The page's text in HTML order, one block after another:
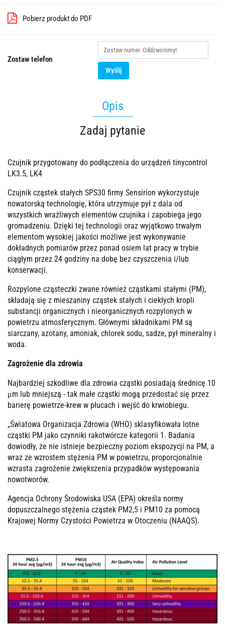
Pobierz produkt do PDF
Zostaw telefon
Wyślij
Opis
Zadaj pytanie
Czujnik przygotowany do podłączenia do urządzeń tinycontrol
LK3.5, LK4
Czujnik cząstek stałych SPS30 firmy Sensirion wykorzystuje
nowatorską technologię, która utrzymuje pył z dala od
wszystkich wrażliwych elementów czujnika i zapobiega jego
gromadzeniu. Dzięki tej technologii oraz wyjątkowo trwałym
elementom wysokiej jakości możliwe jest wykonywanie
dokładnych pomiarów przez ponad osiem lat pracy w trybie
ciągłym przez 24 godziny na dobę bez czyszczenia i/lub
konserwacji.
Rozpylone cząsteczki zwane również cząstkami stałymi (PM),
składają się z mieszaniny cząstek stałych i ciekłych kropli
substancji organicznych i nieorganicznych rozpylonych w
powietrzu atmosferycznym. Głównymi składnikami PM są
siarczany, azotany, amoniak, chlorek sodu, sadze, pył mineralny i
woda.
Zagrożenie dla zdrowia
Najbardziej szkodliwe dla zdrowia cząstki posiadają średnicę 10
μm lub mniejszą - tak małe cząstki mogą przedostać się przez
barierę powietrze-krew w płucach i wejść do krwiobiegu.
„Światowa Organizacja Zdrowia (WHO) sklasyfikowała lotne
cząstki PM jako czynniki rakotwórcze kategorii 1. Badania
dowiodły, że nie istnieje bezpieczny poziom ekspozycji na PM, a
wraz ze wzrostem stężenia PM w powietrzu, proporcjonalnie
wzrasta zagrożenie zwiększenia przypadków występowania
nowotworów.
Agencja Ochrony Środowiska USA (EPA) określa normy
dopuszczalnego stężenia cząstek PM2,5 i PM10 za pomocą
Krajowej Normy Czystości Powietrza w Otoczeniu (NAAQS).